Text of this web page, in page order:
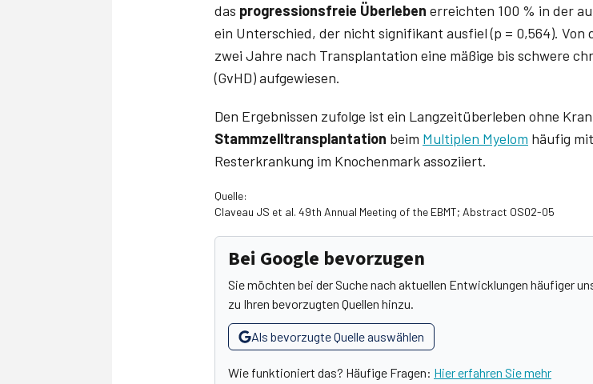
das progressionsfreie Überleben erreichten 100 % in der
ein Unterschied, der nicht signifikant ausfiel (p = 0,564).
zwei Jahre nach Transplantation eine mäßige bis schwere
(GvHD) aufgewiesen.
Den Ergebnissen zufolge ist ein Langzeitüberleben ohne
Stammzelltransplantation beim Multiplen Myelom häufig
Resterkrankung im Knochenmark assoziiert.
Quelle:
Claveau JS et al. 49th Annual Meeting of the EBMT; Abstract OS02-05
Bei Google bevorzugen
Sie möchten bei der Suche nach aktuellen Entwicklungen häufiger
zu Ihren bevorzugten Quellen hinzu.
Als bevorzugte Quelle auswählen
Wie funktioniert das? Häufige Fragen: Hier erfahren Sie mehr